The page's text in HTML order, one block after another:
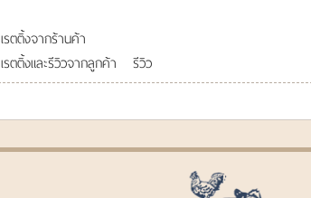
เรตติ้งจากร้านค้า
เรตติ้งและรีวิวจากลูกค้า
รีวิว